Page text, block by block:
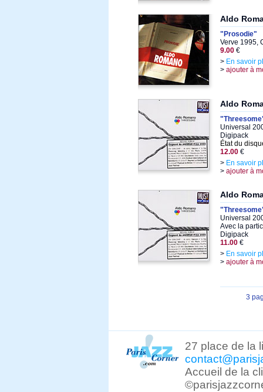
Aldo
"Prosodie"
Verve 1995,
9.00 €
> En savoir
> ajouter à
Aldo
Universal
Digipack
État du
12.00 €
> En savoir
> ajouter à
Aldo
Universal
Avec la
Digipack
11.00 €
> En savoir
> ajouter à
3
27 place de la
Accueil de la